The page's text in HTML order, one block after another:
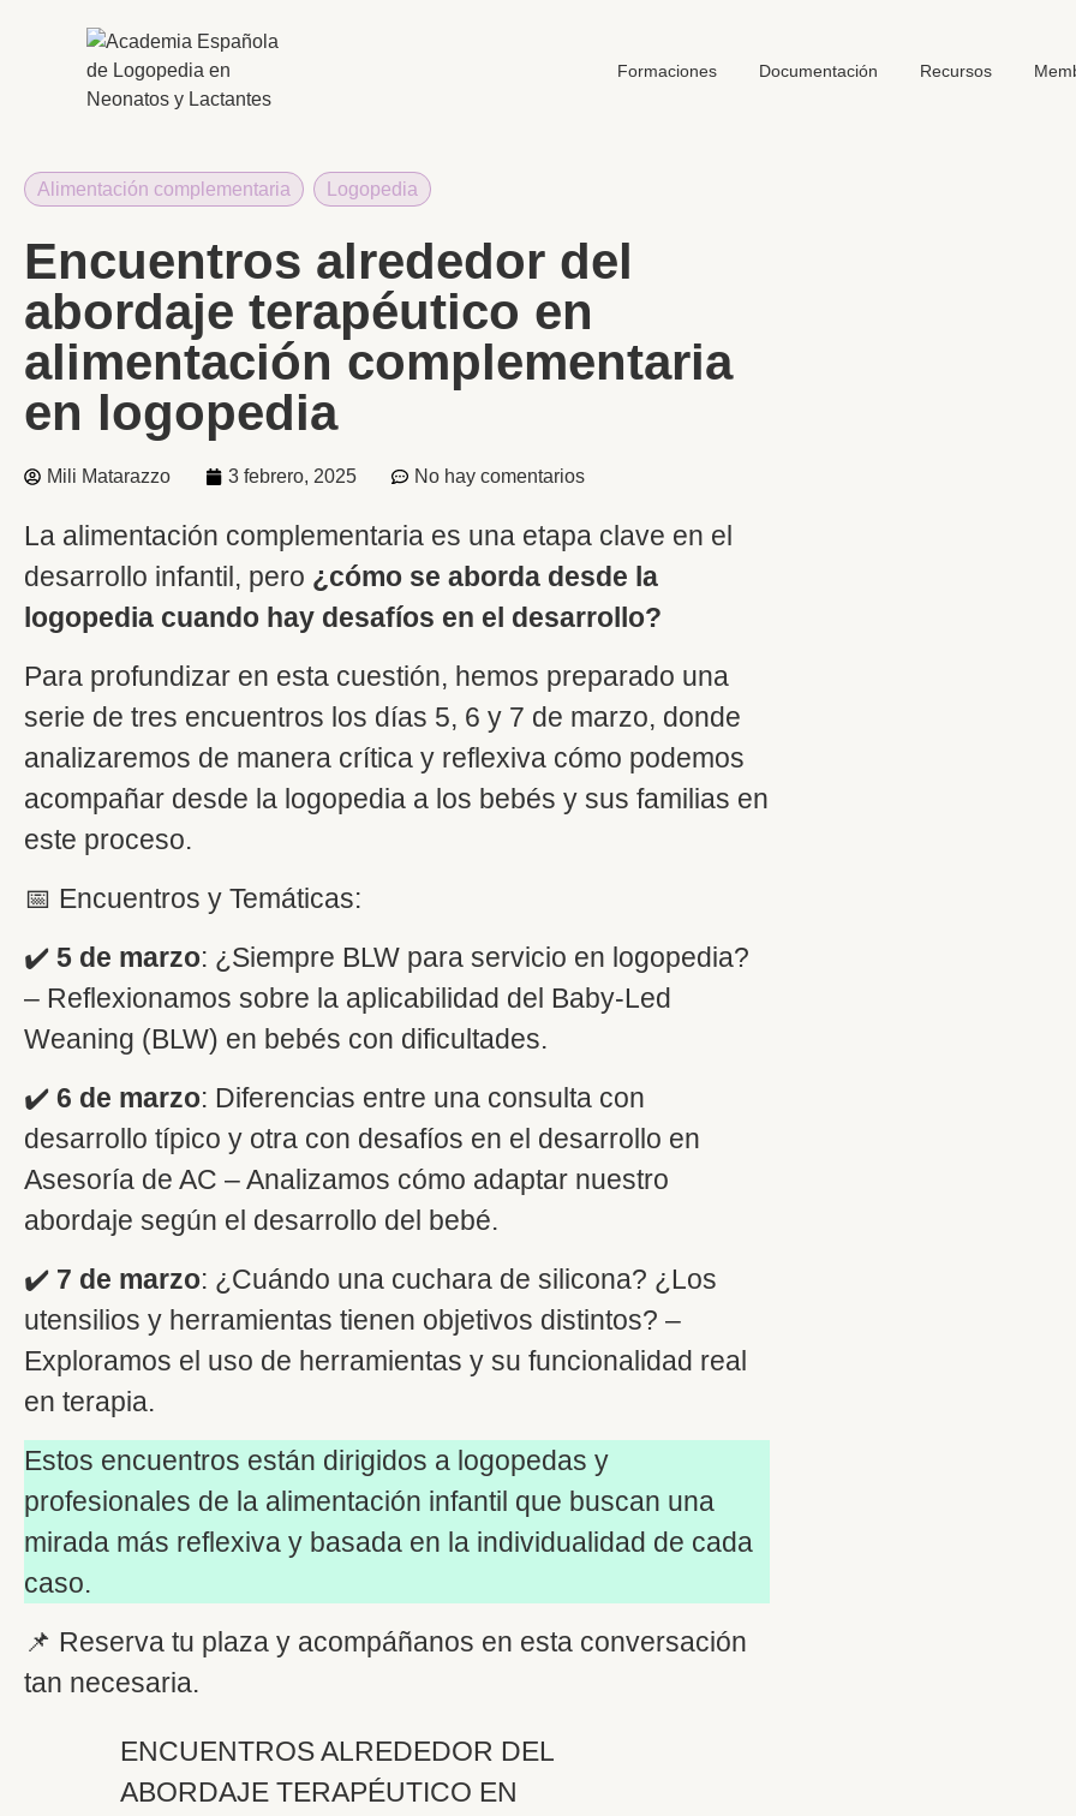
Formaciones Documentación Recursos
Alimentación complementaria Logopedia
Encuentros alrededor del
abordaje terapéutico en
alimentación complementaria
en logopedia
Mili Matarazzo 3 febrero, 2025 No hay comentarios
La alimentación complementaria es una etapa clave en el
desarrollo infantil, pero ¿cómo se aborda desde la
logopedia cuando hay desafíos en el desarrollo?
Para profundizar en esta cuestión, hemos preparado una
serie de tres encuentros los días 5, 6 y 7 de marzo, donde
analizaremos de manera crítica y reflexiva cómo podemos
acompañar desde la logopedia a los bebés y sus familias en
este proceso.
📅 Encuentros y Temáticas:
✔️ 5 de marzo: ¿Siempre BLW para servicio en logopedia?
– Reflexionamos sobre la aplicabilidad del Baby-Led
Weaning (BLW) en bebés con dificultades.
✔️ 6 de marzo: Diferencias entre una consulta con
desarrollo típico y otra con desafíos en el desarrollo en
Asesoría de AC – Analizamos cómo adaptar nuestro
abordaje según el desarrollo del bebé.
✔️ 7 de marzo: ¿Cuándo una cuchara de silicona? ¿Los
utensilios y herramientas tienen objetivos distintos? –
Exploramos el uso de herramientas y su funcionalidad real
en terapia.
Estos encuentros están dirigidos a logopedas y
profesionales de la alimentación infantil que buscan una
mirada más reflexiva y basada en la individualidad de cada
caso.
📌 Reserva tu plaza y acompáñanos en esta conversación
tan necesaria.
ENCUENTROS ALREDEDOR DEL
ABORDAJE TERAPÉUTICO EN